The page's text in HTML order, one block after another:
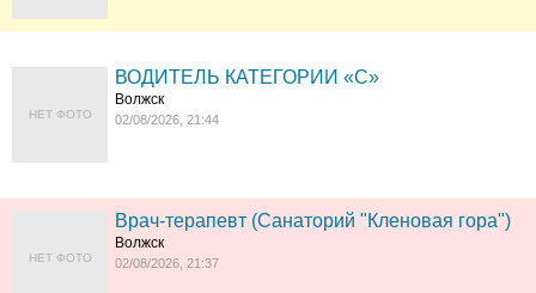
НЕТ ФОТО
ВОДИТЕЛЬ КАТЕГОРИИ «C»
Волжск
02/08/2026, 21:44
НЕТ ФОТО
Врач-терапевт (Санаторий "Кленовая гора")
Волжск
02/08/2026, 21:37